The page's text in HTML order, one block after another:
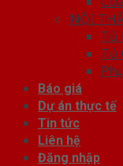
NỘI
Tủ
Tủ
Báo giá
Dự án thực tế
Tin tức
Liên hệ
Đăng nhập